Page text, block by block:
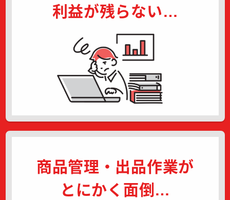
利益が残らない…
商品管理・出品作業が
とにかく面倒…